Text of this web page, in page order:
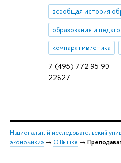
7 (495) 772 95 90
22827
образование и
компаративистика
Национальный исследовательский
экономики» → О Вышке →